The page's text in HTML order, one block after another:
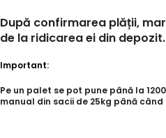
După confirmarea plății,
de la ridicarea ei din depozit.
Important:
Pe un palet se pot pune până la
manual din sacii de 25kg până